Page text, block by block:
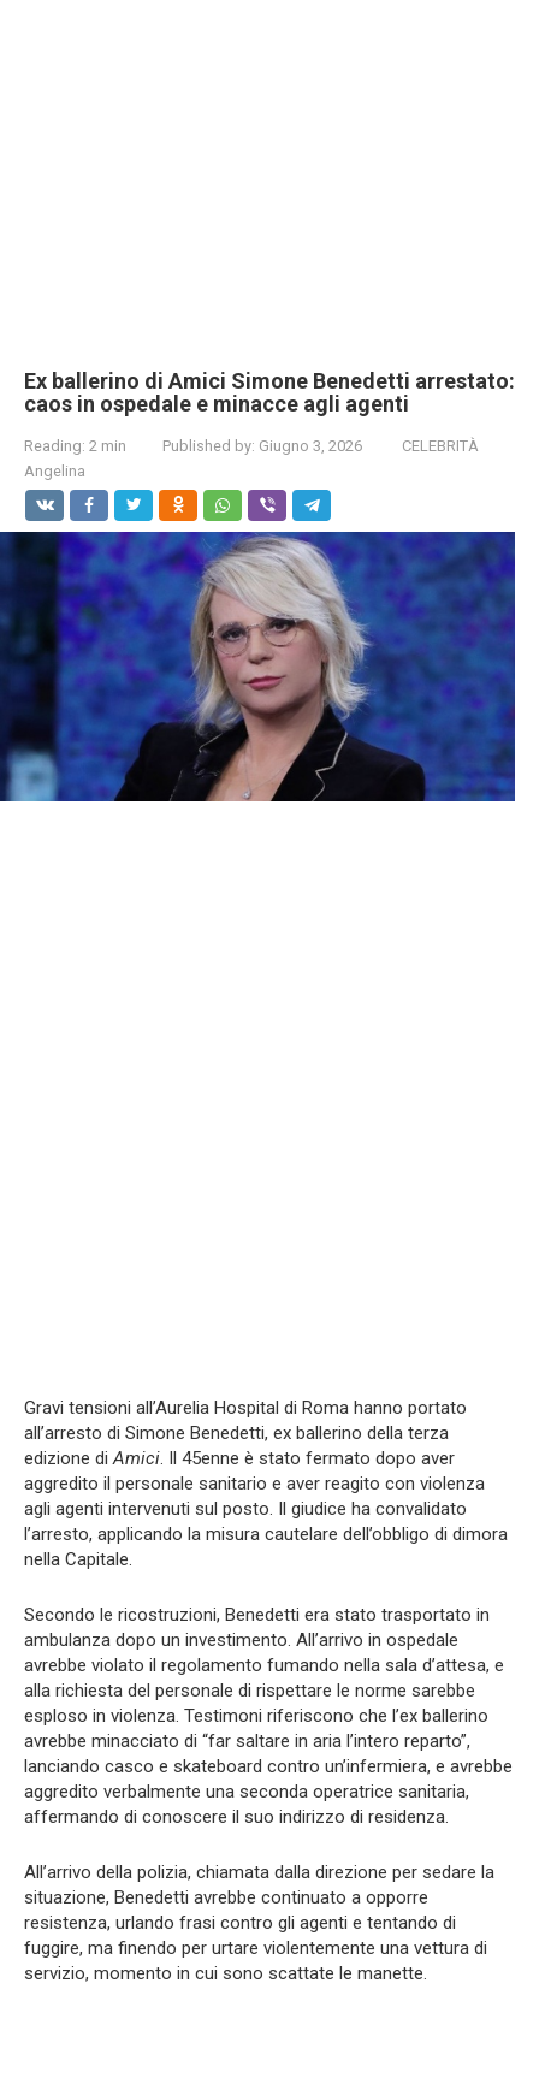
Ex ballerino di Amici Simone Benedetti arrestato:
caos in ospedale e minacce agli agenti
Reading: 2 min Published by: Giugno 3, 2026
CELEBRITÀ
Angelina
Gravi tensioni all’Aurelia Hospital di Roma hanno portato
all’arresto di Simone Benedetti, ex ballerino della terza
edizione diAmici. Il 45enne è stato fermato dopo aver
aggredito il personale sanitario e aver reagito con violenza
agli agenti intervenuti sul posto. Il giudice ha convalidato
l’arresto, applicando la misura cautelare dell’obbligo di dimora
nella Capitale.
Secondo le ricostruzioni, Benedetti era stato trasportato in
ambulanza dopo un investimento. All’arrivo in ospedale
avrebbe violato il regolamento fumando nella sala d’attesa, e
alla richiesta del personale di rispettare le norme sarebbe
esploso in violenza. Testimoni riferiscono che l’ex ballerino
avrebbe minacciato di “far saltare in aria l’intero reparto”,
lanciando casco e skateboard contro un’infermiera, e avrebbe
aggredito verbalmente una seconda operatrice sanitaria,
affermando di conoscere il suo indirizzo di residenza.
All’arrivo della polizia, chiamata dalla direzione per sedare la
situazione, Benedetti avrebbe continuato a opporre
resistenza, urlando frasi contro gli agenti e tentando di
fuggire, ma finendo per urtare violentemente una vettura di
servizio, momento in cui sono scattate le manette.